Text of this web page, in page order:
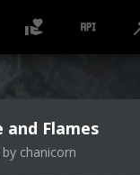
Flames
chanicorn